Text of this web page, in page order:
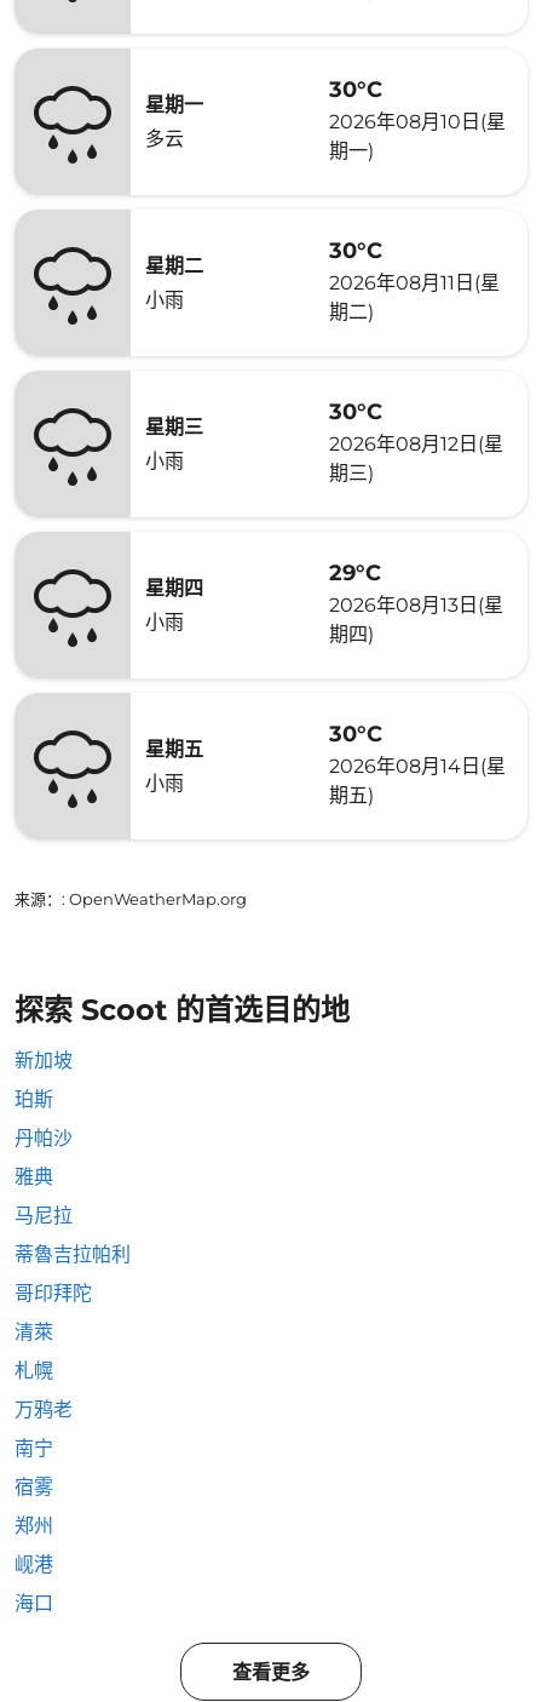
星期一
多云
30°C
2026年08月10日(星
期一)
星期二
小雨
30°C
2026年08月11日(星
期二)
星期三
小雨
30°C
2026年08月12日(星
期三)
星期四
小雨
29°C
2026年08月13日(星
期四)
星期五
小雨
30°C
2026年08月14日(星
期五)
来源： : OpenWeatherMap.org
探索 Scoot 的首选目的地
新加坡
珀斯
丹帕沙
雅典
马尼拉
蒂魯吉拉帕利
哥印拜陀
清萊
札幌
万鸦老
南宁
宿雾
郑州
岘港
海口
查看更多